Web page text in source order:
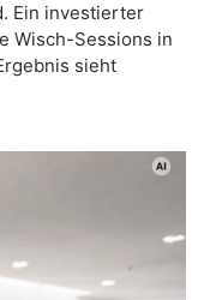
Ein investierter
Wisch-Sessions in
sieht